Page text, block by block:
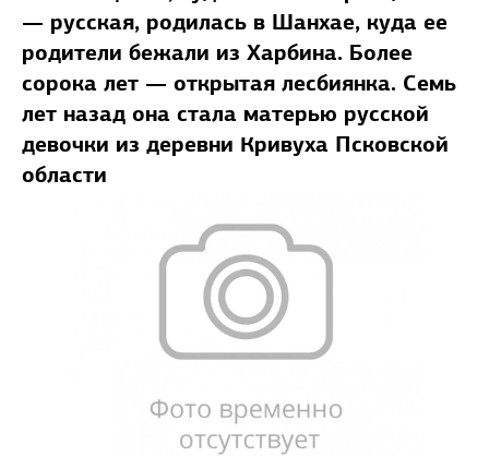
— русская, родилась в Шанхае, куда ее
родители бежали из Харбина. Более
сорока лет — открытая лесбиянка. Семь
лет назад она стала матерью русской
девочки из деревни Кривуха Псковской
области